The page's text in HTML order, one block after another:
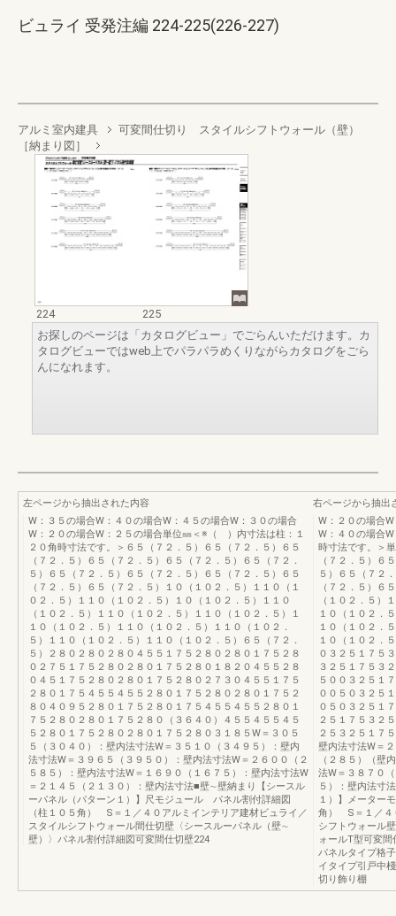
ビュライ 受発注編 224-225(226-227)
アルミ室内建具
可変間仕切り スタイルシフトウォール（壁）
［納まり図］
224
225
お探しのページは「カタログビュー」でごらんいただけます。カ
タログビューではweb上でパラパラめくりながらカタログをごら
んになれます。
左ページから抽出された内容
W：３５の場合W：４０の場合W：４５の場合W：３０の場合
W：２０の場合W：２５の場合単位㎜＜※（ ）内寸法は柱：１
２０角時寸法です。＞６５（７２．５）６５（７２．５）６５
（７２．５）６５（７２．５）６５（７２．５）６５（７２．
５）６５（７２．５）６５（７２．５）６５（７２．５）６５
（７２．５）６５（７２．５）１０（１０２．５）１１０（１
０２．５）１１０（１０２．５）１０（１０２．５）１１０
（１０２．５）１１０（１０２．５）１１０（１０２．５）１
１０（１０２．５）１１０（１０２．５）１１０（１０２．
５）１１０（１０２．５）１１０（１０２．５）６５（７２．
５）２８０２８０２８０４５５１７５２８０２８０１７５２８
０２７５１７５２８０２８０１７５２８０１８２０４５５２８
０４５１７５２８０２８０１７５２８０２７３０４５５１７５
２８０１７５４５５４５５２８０１７５２８０２８０１７５２
８０４０９５２８０１７５２８０１７５４５５４５５２８０１
７５２８０２８０１７５２８０（３６４０）４５５４５５４５
５２８０１７５２８０２８０１７５２８０３１８５W＝３０５
５（３０４０）：壁内法寸法W＝３５１０（３４９５）：壁内
法寸法W＝３９６５（３９５０）：壁内法寸法W＝２６００（２
５８５）：壁内法寸法W＝１６９０（１６７５）：壁内法寸法W
＝２１４５（２１３０）：壁内法寸法■壁∼壁納まり【シースル
ーパネル（パターン１）】尺モジュール パネル割付詳細図
（柱１０５角） S＝１／４０アルミインテリア建材ビュライ／
スタイルシフトウォール間仕切壁〈シースルーパネル（壁∼
壁）〉パネル割付詳細図可変間仕切壁224
右ページから抽出
W：２０の場合
W：４０の場合
時寸法です。＞
（７２．５）６
５）６５（７２
（７２．５）６
（１０２．５）
１０（１０２．
１０（１０２．
１０（１０２．
０３２５１７５
３２５１７５３
５００３２５１
００５０３２５
０５０３２５１
２５１７５３２
２５３２５１７
壁内法寸法W＝
（２８５）（壁
法W＝３８７０
５）：壁内法寸
１）】メーター
角） S＝１／４
シフトウォール
ォールT型可変
パネルタイプ格
イタイプ引戸中
切り飾り棚